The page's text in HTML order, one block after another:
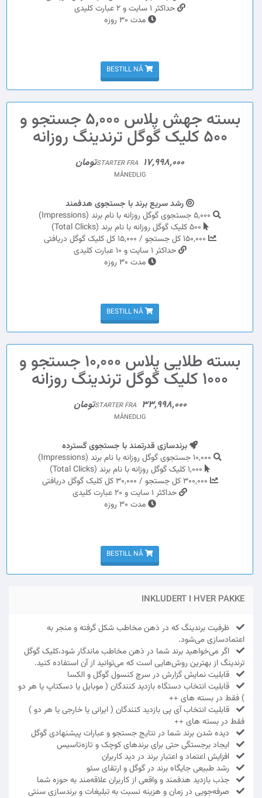
حداکثر 1 سایت و 2 عبارت کلیدی
مدت 30 روزه
BESTILL NÅ
بسته جهش پلاس 5,000 جستجو و
500 کلیک گوگل ترندینگ روزانه
STARTER FRA 17,998,000تومان
MÅNEDLIG
رشد سریع برند با جستجوی هدفمند
حداکثر 1 سایت و 10 عبارت کلیدی
مدت 30 روزه
BESTILL NÅ
بسته طلایی پلاس 10,000 جستجو و
1000 کلیک گوگل ترندینگ روزانه
STARTER FRA 33,998,000تومان
MÅNEDLIG
برندسازی قدرتمند با جستجوی گسترده
حداکثر 1 سایت و 20 عبارت کلیدی
مدت 30 روزه
BESTILL NÅ
INKLUDERT I HVER PAKKE
ظرفیت برندینگ که در ذهن مخاطب شکل گرفته و منجر به
اعتمادسازی می‌شود.
اگر می‌خواهید برند شما در ذهن مخاطب ماندگار شود،کلیک گوگل
ترندینگ از بهترین روش‌هایی است که می‌توانید از آن استفاده کنید.
قابلیت نمایش گزارش در سرچ کنسول گوگل و الکسا
قابلیت انتخاب دستگاه بازدید کنندگان ( موبایل یا دسکتاپ یا هر دو
) فقط در بسته های ++
قابلیت انتخاب آی پی بازدید کنندگان ( ایرانی یا خارجی یا هر دو )
فقط در بسته های ++
دیده شدن برند شما در نتایج جستجو و عبارات پیشنهادی گوگل
ایجاد برجستگی حتی برای برندهای کوچک و تازه‌تاسیس
افزایش اعتماد و اعتبار برند در دید کاربران
رشد طبیعی جایگاه برند در گوگل و ارتقای سئو
جذب بازدید هدفمند و واقعی از کاربران علاقه‌مند به حوزه شما
صرفه‌جویی در زمان و هزینه نسبت به تبلیغات و برندسازی سنتی